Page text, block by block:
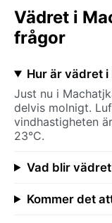
Vädret i
frågor
Hur är vädret
Just nu i
delvis molnigt.
vindhastigheten
23°C.
Vad blir
Kommer det